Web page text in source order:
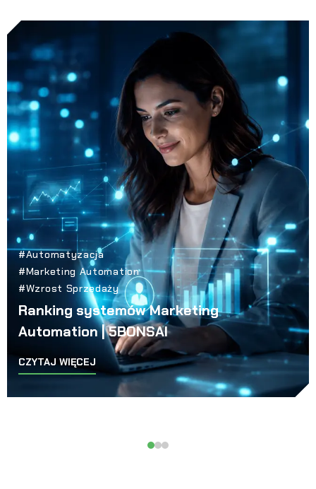
#Automatyzacja
#Marketing Automation
#Wzrost Sprzedaży
Ranking systemów Marketing
Automation | 5BONSAI
CZYTAJ WIĘCEJ